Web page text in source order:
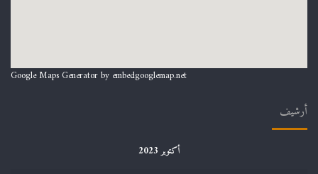
Google Maps Generator by embedgooglemap.net
أرشيف
أكتوبر 2023